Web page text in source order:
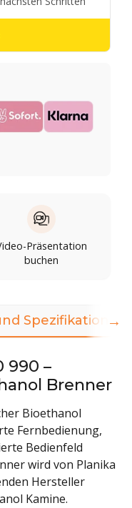
Präsentation
buchen
Spezifikationen
990 –
Brenner
Bioethanol
Fernbedienung,
Bedienfeld
wird von Planika
Hersteller
Kamine.
→